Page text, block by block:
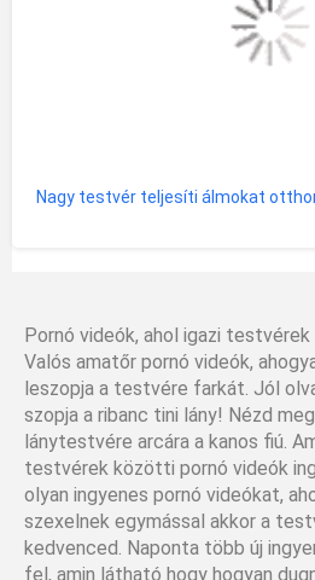
Nagy testvér teljesíti álmokat
Pornó videók, ahol igazi
Valós amatőr pornó videók,
leszopja a testvére farkát. Jól
szopja a ribanc tini lány! Nézd
lánytestvére arcára a kanos fiú.
testvérek közötti pornó videók
olyan ingyenes pornó videókat,
szexelnek egymással akkor a
kedvenced. Naponta több új
fel, amin látható hogy hogyan